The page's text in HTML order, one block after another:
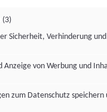
(3)
Sicherheit, Verhinderung
Anzeige von Werbung und
zum Datenschutz